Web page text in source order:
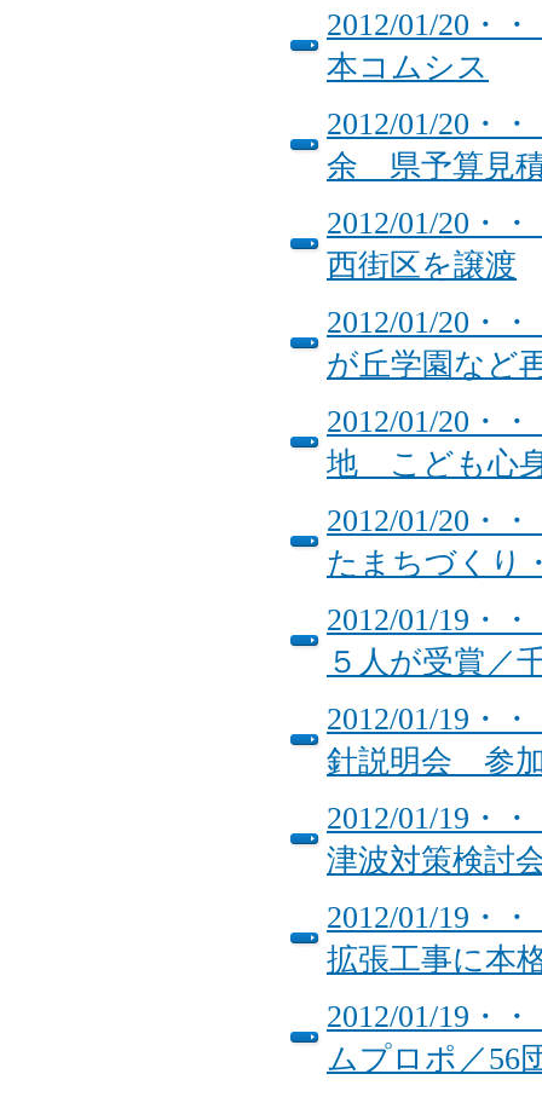
2012/01/20・
本コムシス
2012/01/20・
余 県予算見
2012/01/20・
西街区を譲渡
2012/01/20・
が丘学園など
2012/01/20・
地 こども心
2012/01/20・
たまちづくり
2012/01/19・
５人が受賞／
2012/01/19・
針説明会 参
2012/01/19・
津波対策検討
2012/01/19・
拡張工事に本
2012/01/19・
ムプロポ／56